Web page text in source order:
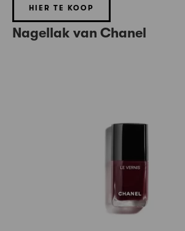
HIER TE KOOP
Nagellak van Chanel